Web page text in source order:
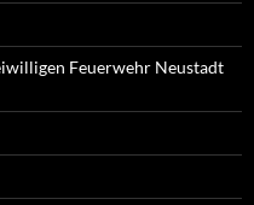
Feuerwehr Neustadt